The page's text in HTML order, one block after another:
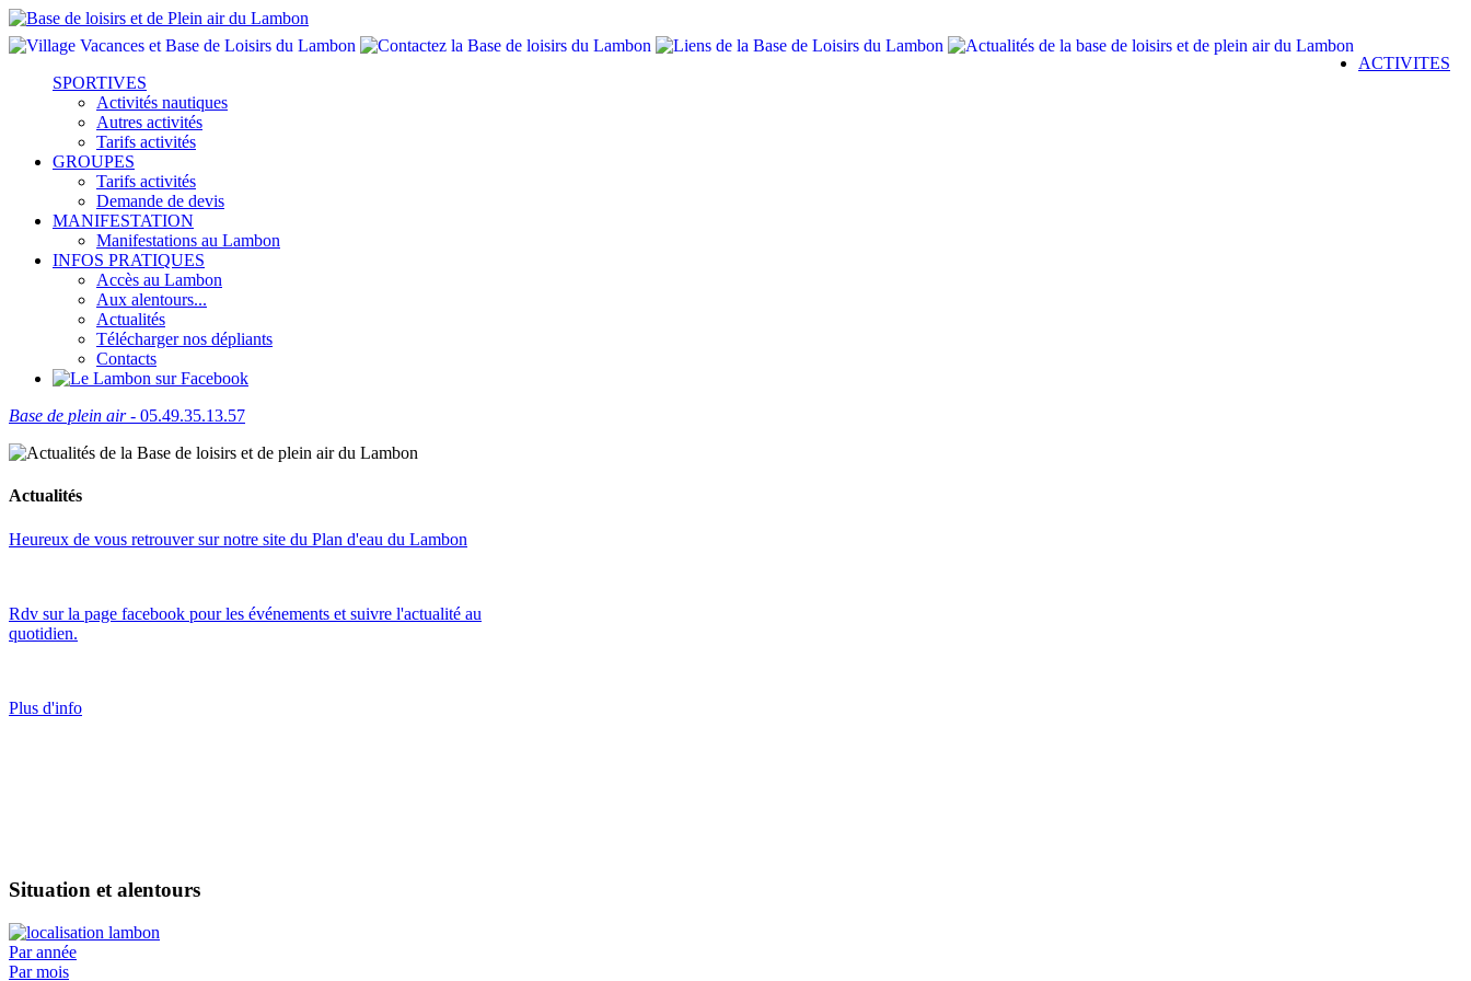
ACTIVITES
SPORTIVES
Activités nautiques
Autres activités
Tarifs activités
GROUPES
Tarifs activités
Demande de devis
MANIFESTATION
Manifestations au Lambon
INFOS PRATIQUES
Accès au Lambon
Aux alentours...
Actualités
Télécharger nos dépliants
Contacts
Base de plein air- 05.49.35.13.57
Actualités
Heureux de vous retrouver sur notre site du Plan d'eau du Lambon
Rdv sur la page facebook pour les événements et suivre l'actualité au
quotidien.
Plus d'info
Situation et alentours
Par année
Par mois